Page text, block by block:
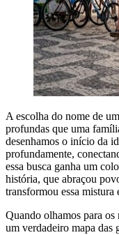
A escolha do nome de
profundas que uma
desenhamos o início da
profundamente,
essa busca ganha um
história, que abraçou
transformou essa mistura
Quando olhamos para os
um verdadeiro mapa das